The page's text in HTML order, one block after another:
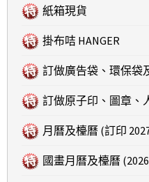
紙箱現貨
掛布咭 HANGER
訂做廣告袋、環保袋
訂做原子印、圖章、
月曆及檯曆 (訂印
國畫月曆及檯曆